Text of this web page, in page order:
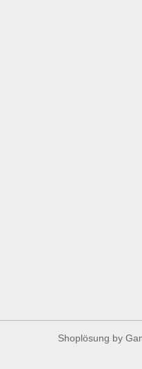
Shoplösung by